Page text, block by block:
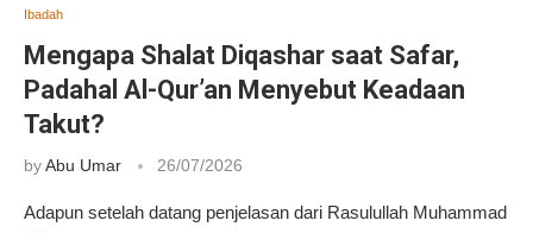
Ibadah
Mengapa Shalat Diqashar saat Safar,
Padahal Al-Qur’an Menyebut Keadaan
Takut?
byAbu Umar 26/07/2026
Adapun setelah datang penjelasan dari Rasulullah Muhammad